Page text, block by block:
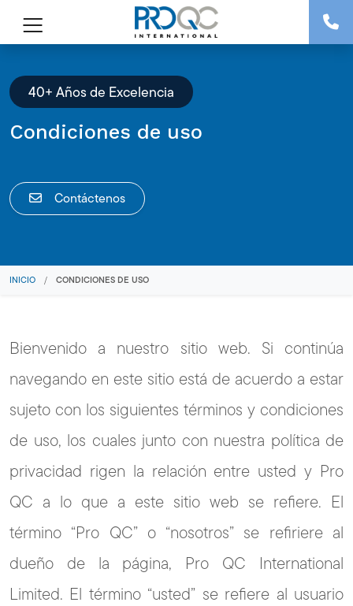
40+ Años de Excelencia
Condiciones de uso
Contáctenos
INICIO / CONDICIONES DE USO
Bienvenido a nuestro sitio web. Si continúa
navegando en este sitio está de acuerdo a estar
sujeto con los siguientes términos y condiciones
de uso, los cuales junto con nuestra política de
privacidad rigen la relación entre usted y Pro
QC a lo que a este sitio web se refiere. El
término “Pro QC” o “nosotros” se refiriere al
dueño de la página, Pro QC International
Limited. El término “usted” se refiere al usuario